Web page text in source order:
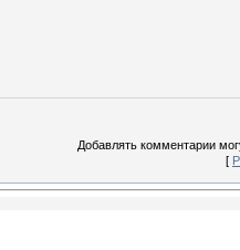
Добавлять комментарии
[